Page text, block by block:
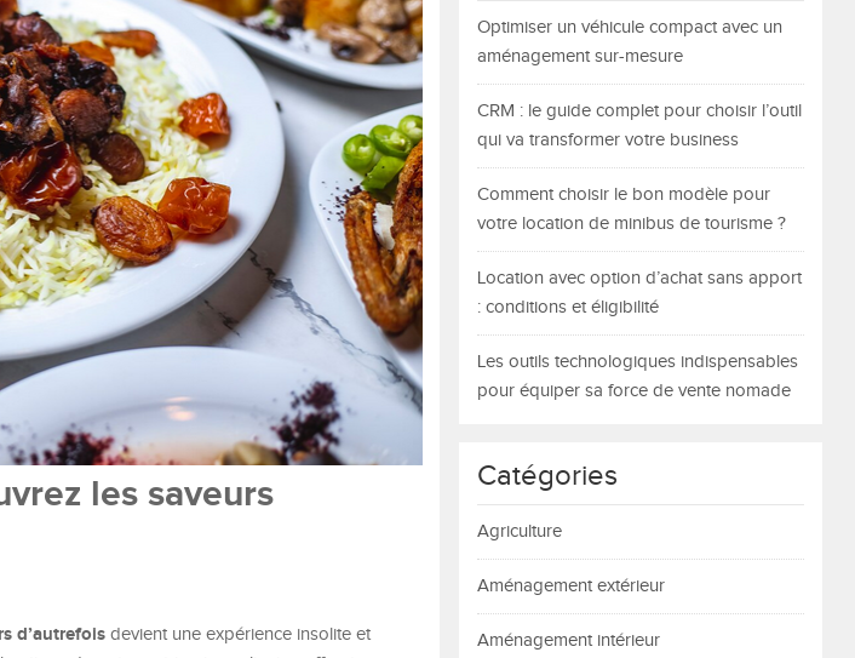
les saveurs
d’autrefois devient une expérience insolite et
Optimiser un véhicule compact avec un
aménagement sur-mesure
CRM : le guide complet pour choisir l’outil
qui va transformer votre business
Comment choisir le bon modèle pour
votre location de minibus de tourisme ?
Location avec option d’achat sans apport
: conditions et éligibilité
Les outils technologiques indispensables
pour équiper sa force de vente nomade
Catégories
Agriculture
Aménagement extérieur
Aménagement intérieur